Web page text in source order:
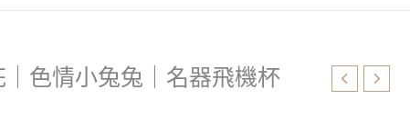
色情小兔兔｜名器飛機杯